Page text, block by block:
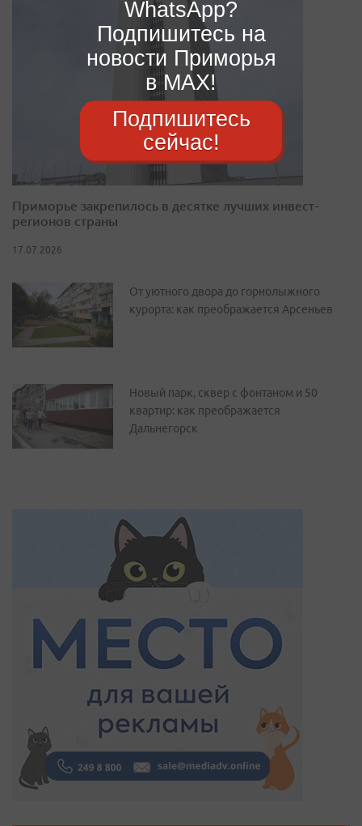
Приморье закрепилось в десятке лучших инвест-
регионов страны
17.07.2026
От уютного двора до горнолыжного
курорта: как преображается Арсеньев
Новый парк, сквер с фонтаном и 50
квартир: как преображается
Дальнегорск
WhatsApp?
Подпишитесь на
новости Приморья
в MAX!
Подпишитесь
сейчас!